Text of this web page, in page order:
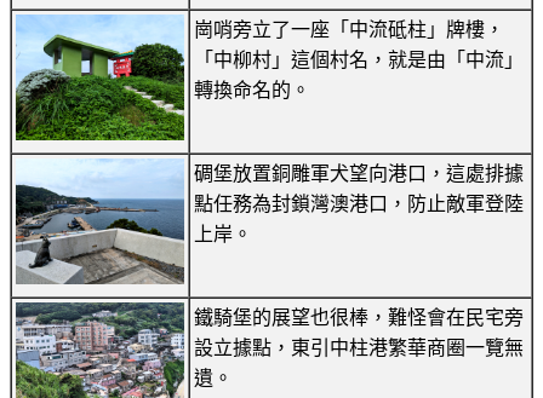
崗哨旁立了一座「中流砥柱」牌樓，
「中柳村」這個村名，就是由「中流」
轉換命名的。
碉堡放置銅雕軍犬望向港口，這處排據
點任務為封鎖灣澳港口，防止敵軍登陸
上岸。
鐵騎堡的展望也很棒，難怪會在民宅旁
設立據點，東引中柱港繁華商圈一覽無
遺。